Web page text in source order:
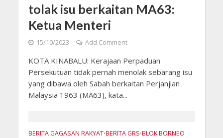
tolak isu berkaitan MA63:
Ketua Menteri
15/10/2023 Add Comment
KOTA KINABALU: Kerajaan Perpaduan
Persekutuan tidak pernah menolak sebarang isu
yang dibawa oleh Sabah berkaitan Perjanjian
Malaysia 1963 (MA63), kata...
BERITA GAGASAN RAKYAT•BERITA GRS•BLOK BORNEO